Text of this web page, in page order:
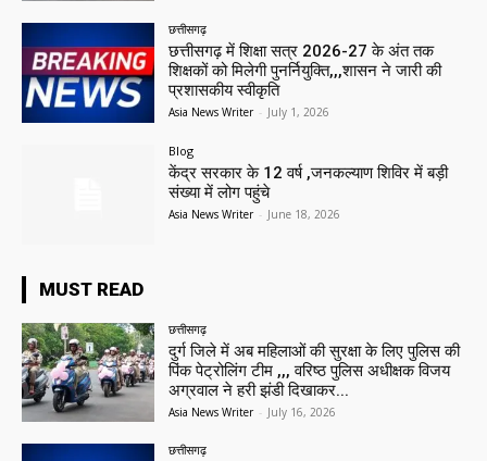
छत्तीसगढ़
छत्तीसगढ़ में शिक्षा सत्र 2026-27 के अंत तक
शिक्षकों को मिलेगी पुनर्नियुक्ति,,,शासन ने जारी की
प्रशासकीय स्वीकृति
Asia News Writer - July 1, 2026
Blog
केंद्र सरकार के 12 वर्ष ,जनकल्याण शिविर में बड़ी
संख्या में लोग पहुंचे
Asia News Writer - June 18, 2026
MUST READ
छत्तीसगढ़
दुर्ग जिले में अब महिलाओं की सुरक्षा के लिए पुलिस की
पिंक पेट्रोलिंग टीम ,,, वरिष्ठ पुलिस अधीक्षक विजय
अग्रवाल ने हरी झंडी दिखाकर...
Asia News Writer - July 16, 2026
छत्तीसगढ़